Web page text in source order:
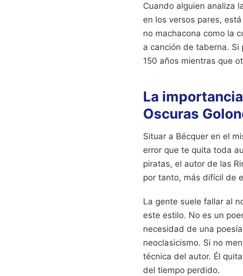
Cuando alguien analiza
en los versos pares,
no machacona como la
a canción de taberna.
150 años mientras que
La
Oscuras
Situar a Bécquer en el
error que te quita toda
piratas, el autor de las
por tanto, más difícil de
La gente suele fallar al
este estilo. No es un
necesidad de una
neoclasicismo. Si no
técnica del autor. Él
del tiempo perdido.